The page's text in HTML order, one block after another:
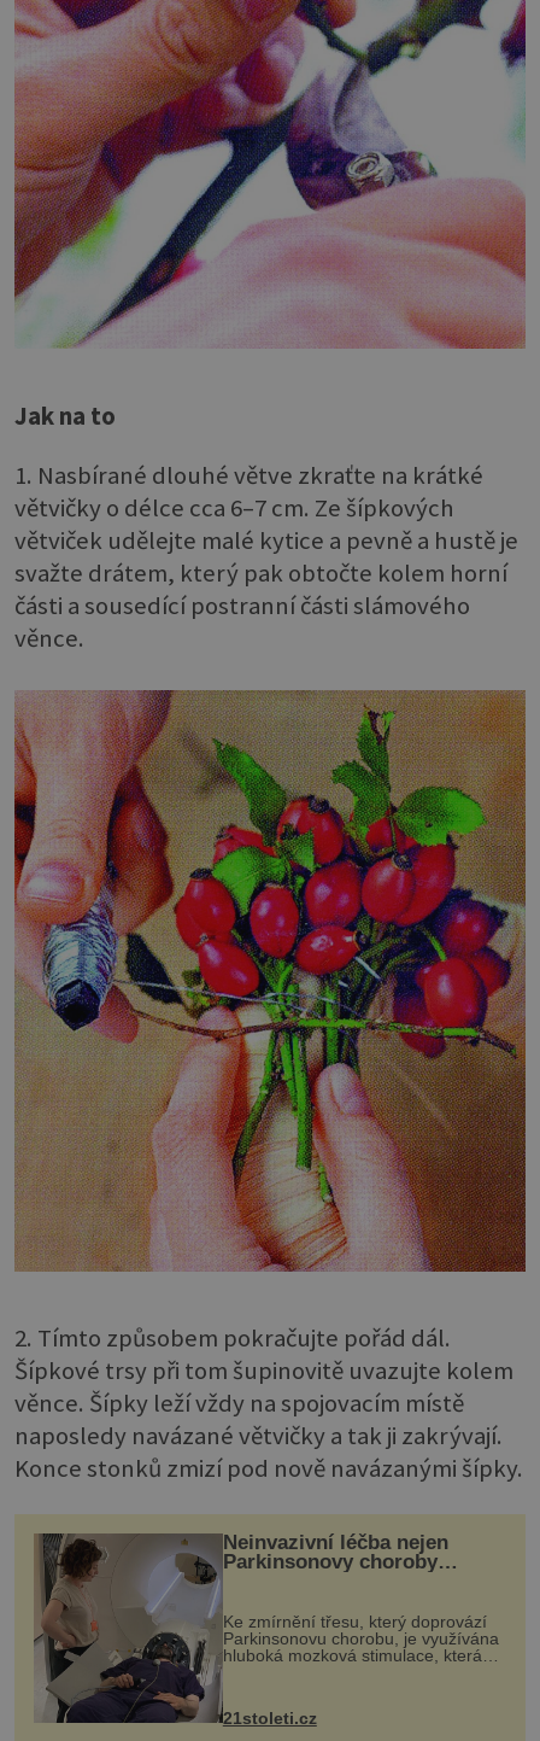
Jak na to
1. Nasbírané dlouhé větve zkraťte na krátké
větvičky o délce cca 6–7 cm. Ze šípkových
větviček udělejte malé kytice a pevně a hustě je
svažte drátem, který pak obtočte kolem horní
části a sousedící postranní části slámového
věnce.
2. Tímto způsobem pokračujte pořád dál.
Šípkové trsy při tom šupinovitě uvazujte kolem
věnce. Šípky leží vždy na spojovacím místě
naposledy navázané větvičky a tak ji zakrývají.
Konce stonků zmizí pod nově navázanými šípky.
Neinvazivní léčba nejen
Parkinsonovy choroby
Ke zmírnění třesu, který doprovází
Parkinsonovu chorobu, je využívána
hluboká mozková stimulace, která
však vyžaduje vysoce invazivní
k dostatečně přesnému zacílení ...
21stoleti.cz